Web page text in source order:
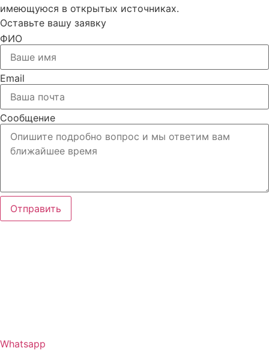
имеющуюся в открытых источниках.
Оставьте вашу заявку
ФИО
Email
Сообщение
Отправить
Whatsapp